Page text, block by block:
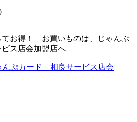
てお得！ お買いものは、じゃんぷ
ス店会加盟店へ